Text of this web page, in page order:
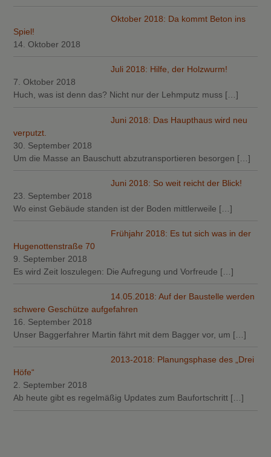
Oktober 2018: Da kommt Beton ins
Spiel!
14. Oktober 2018
Juli 2018: Hilfe, der Holzwurm!
7. Oktober 2018
Huch, was ist denn das? Nicht nur der Lehmputz muss […]
Juni 2018: Das Haupthaus wird neu
verputzt.
30. September 2018
Um die Masse an Bauschutt abzutransportieren besorgen […]
Juni 2018: So weit reicht der Blick!
23. September 2018
Wo einst Gebäude standen ist der Boden mittlerweile […]
Frühjahr 2018: Es tut sich was in der
Hugenottenstraße 70
9. September 2018
Es wird Zeit loszulegen: Die Aufregung und Vorfreude […]
14.05.2018: Auf der Baustelle werden
schwere Geschütze aufgefahren
16. September 2018
Unser Baggerfahrer Martin fährt mit dem Bagger vor, um […]
2013-2018: Planungsphase des „Drei
Höfe“
2. September 2018
Ab heute gibt es regelmäßig Updates zum Baufortschritt […]